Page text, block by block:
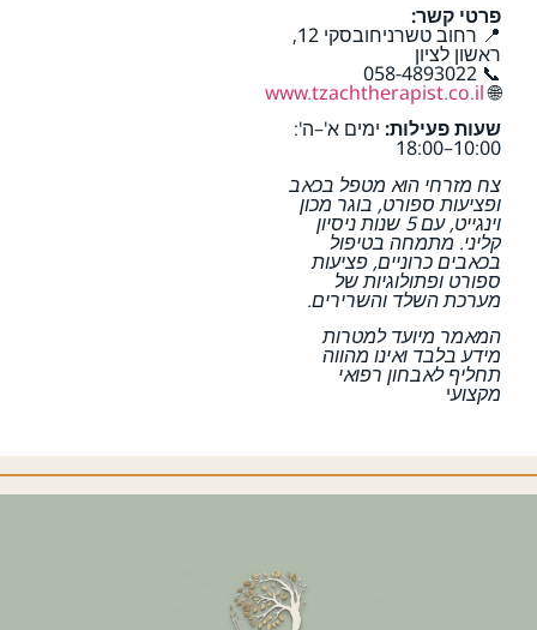
פרטי קשר:
📍 רחוב טשרניחובסקי 12,
ראשון לציון
📞 058-4893022
🌐
www.tzachtherapist.co.il
שעות פעילות: ימים א'–ה':
10:00–18:00
צח מזרחי הוא מטפל בכאב
ופציעות ספורט, בוגר מכון
וינגייט, עם 5 שנות ניסיון
קליני. מתמחה בטיפול
בכאבים כרוניים, פציעות
ספורט ופתולוגיות של
מערכת השלד והשרירים.
המאמר מיועד למטרות
מידע בלבד ואינו מהווה
תחליף לאבחון רפואי
מקצועי